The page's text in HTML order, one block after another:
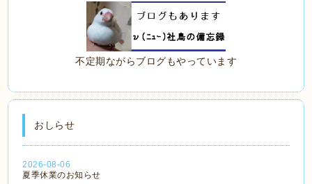
不定期ながらブログもやっています
おしらせ
2026-08-06
夏季休業のお知らせ